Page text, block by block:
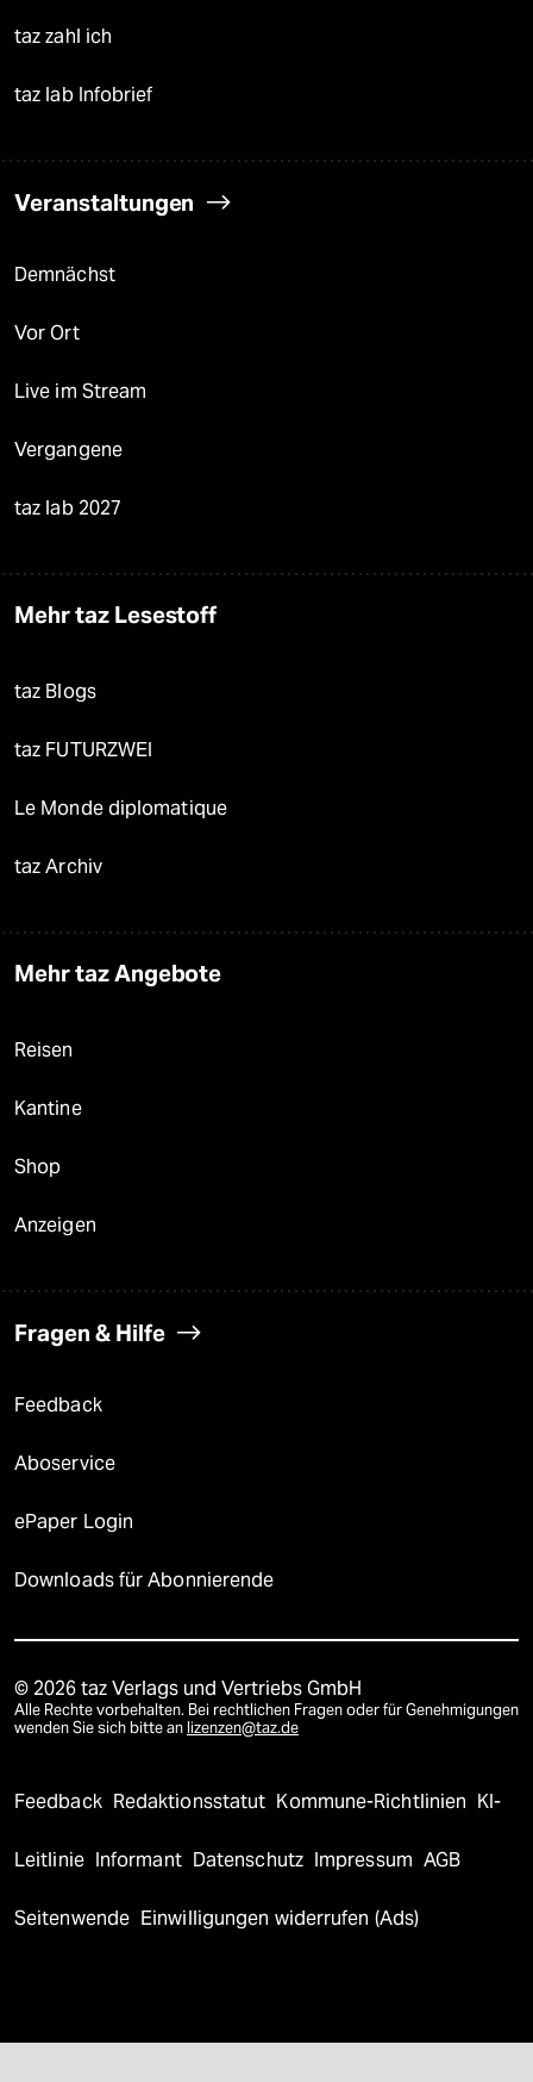
taz zahl ich
taz lab Infobrief
Veranstaltungen
Demnächst
Vor Ort
Live im Stream
Vergangene
taz lab 2027
Mehr taz Lesestoff
taz Blogs
taz FUTURZWEI
Le Monde diplomatique
taz Archiv
Mehr taz Angebote
Reisen
Kantine
Shop
Anzeigen
Fragen & Hilfe
Feedback
Aboservice
ePaper Login
Downloads für Abonnierende
© 2026 taz Verlags und Vertriebs GmbH
Alle Rechte vorbehalten. Bei rechtlichen Fragen oder für Genehmigungen
wenden Sie sich bitte an lizenzen@taz.de
Feedback Redaktionsstatut Kommune-Richtlinien KI-
Leitlinie Informant Datenschutz Impressum AGB
Seitenwende Einwilligungen widerrufen (Ads)